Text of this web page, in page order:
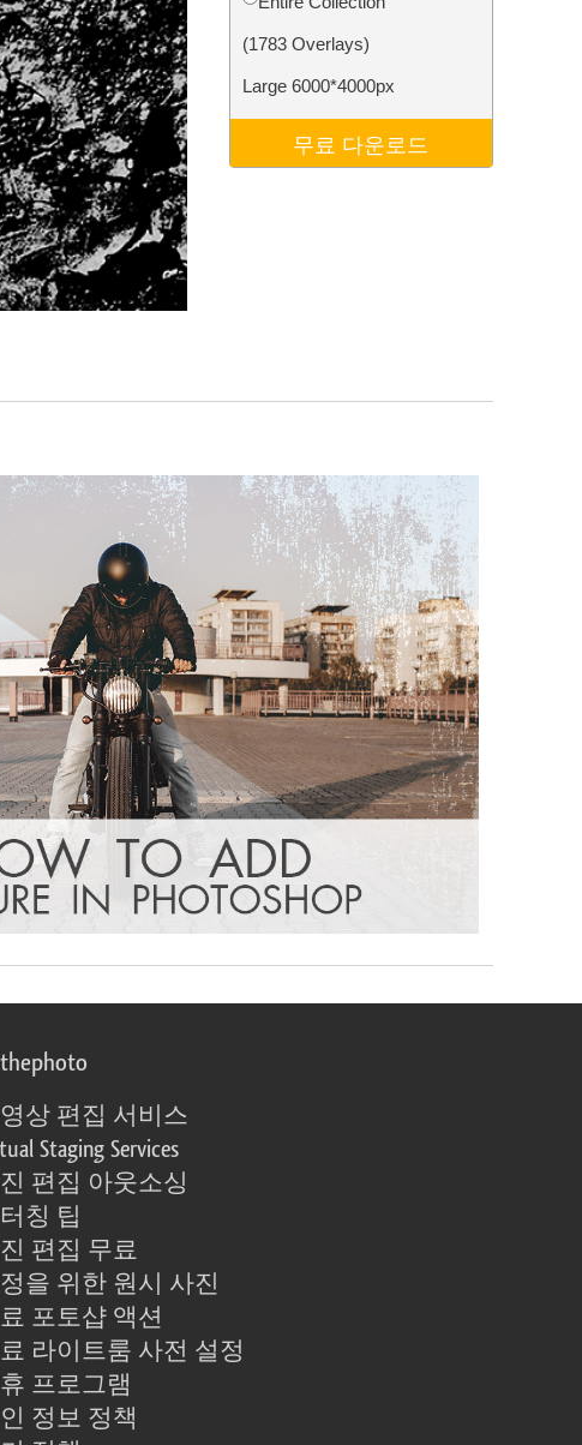
(1783 Overlays)
Large 6000*4000px
무료 다운로드
상 편집 서비스
Staging Services
편집 아웃소싱
칭 팁
편집 무료
을 위한 원시 사진
포토샵 액션
라이트룸 사전 설정
프로그램
정보 정책